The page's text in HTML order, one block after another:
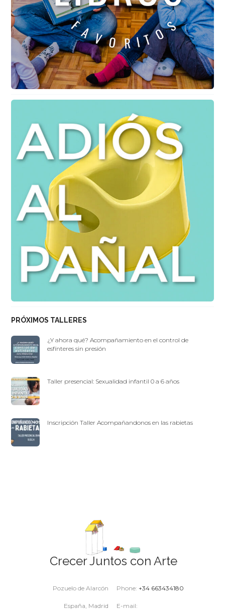
PRÓXIMOS TALLERES
¿Y ahora qué? Acompañamiento en el control de
esfínteres sin presión
Taller presencial: Sexualidad infantil 0 a 6 años
Inscripción Taller Acompañandonos en las rabietas
Crecer Juntos con Arte
Phone:+34 663434180
E-mail:
Pozuelo de Alarcón
España, Madrid